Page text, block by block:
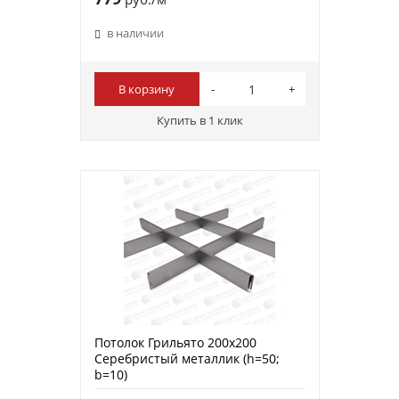
в наличии
В корзину
Купить в 1 клик
Потолок Грильято 200х200
Серебристый металлик (h=50;
b=10)